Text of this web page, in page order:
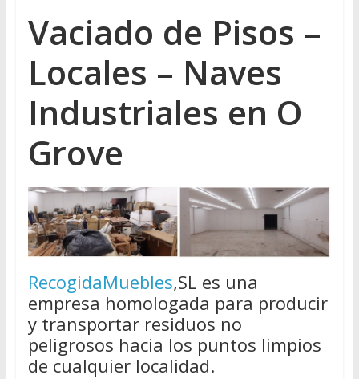
Vaciado de Pisos –
Locales – Naves
Industriales en O
Grove
RecogidaMuebles,SL es una
empresa homologada para producir
y transportar residuos no
peligrosos hacia los puntos limpios
de cualquier localidad.